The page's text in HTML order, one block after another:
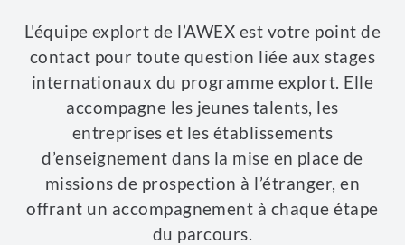
L'équipe explort de l’AWEX est votre point de
contact pour toute question liée aux stages
internationaux du programme explort. Elle
accompagne les jeunes talents, les
entreprises et les établissements
d’enseignement dans la mise en place de
missions de prospection à l’étranger, en
offrant un accompagnement à chaque étape
du parcours.